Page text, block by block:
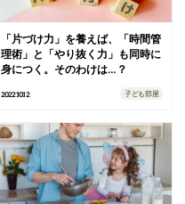
「片づけ力」を養えば、「時間管
理術」と「やり抜く力」も同時に
身につく。そのわけは…？
2022.10.12 子ども部屋